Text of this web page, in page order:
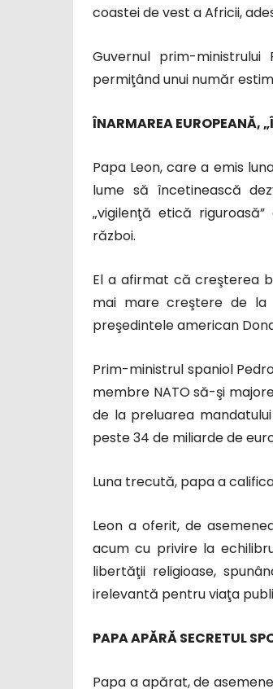
coastei de vest a Africii,
Guvernul prim-
permiţând unui număr
ÎNARMAREA EUROPEANĂ,
Papa Leon, care a emis
lume să încetinească
„vigilenţă etică
război.
El a afirmat că creşterea
mai mare creştere de la
preşedintele american
Prim-ministrul spaniol
membre NATO să-şi
de la preluarea
peste 34 de miliarde de
Luna trecută, papa a
Leon a oferit, de
acum cu privire la
libertăţii religioase,
irelevantă pentru viaţa
PAPA APĂRĂ SECRETUL
Papa a apărat, de